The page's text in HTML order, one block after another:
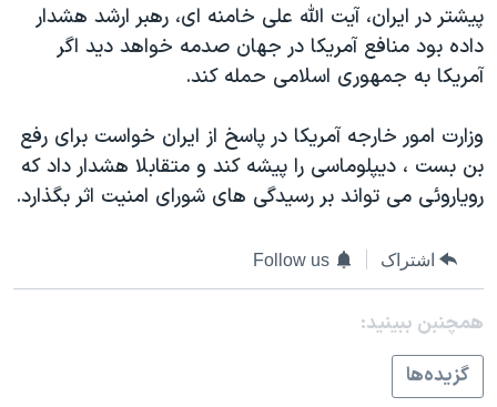
همایش محافظه‌کاران آمریکا «سی‌پک»
صفحه‌های ویژه
پيشتر در ايران، آيت الله علی خامنه ای، رهبر ارشد هشدار
داده بود منافع آمريکا در جهان صدمه خواهد ديد اگر
آمريکا به جمهوری اسلامی حمله کند.
وزارت امور خارجه آمريکا در پاسخ از ايران خواست برای رفع
بن بست ، ديپلوماسی را پيشه کند و متقابلا هشدار داد که
روياروئی می تواند بر رسيدگی های شورای امنيت اثر بگذارد.
اشتراک Follow us
همچنبن ببینید:
گزيده‌ها